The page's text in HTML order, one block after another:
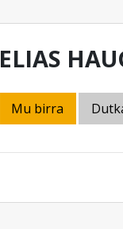
ELIAS
Mu birra